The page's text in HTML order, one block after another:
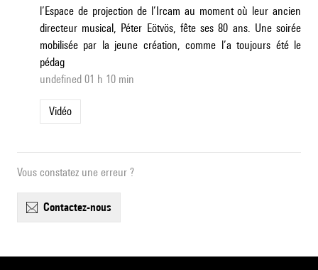
l’Espace de projection de l’Ircam au moment où leur ancien
directeur musical, Péter Eötvös, fête ses 80 ans. Une soirée
mobilisée par la jeune création, comme l’a toujours été le
pédag
undefined 01 h 10 min
Vidéo
Vous constatez une erreur ?
contactez-nous